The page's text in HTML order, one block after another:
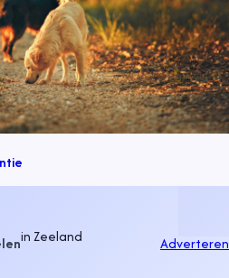
inZeeland Adverteren